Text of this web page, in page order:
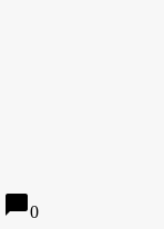
chat_bubble0